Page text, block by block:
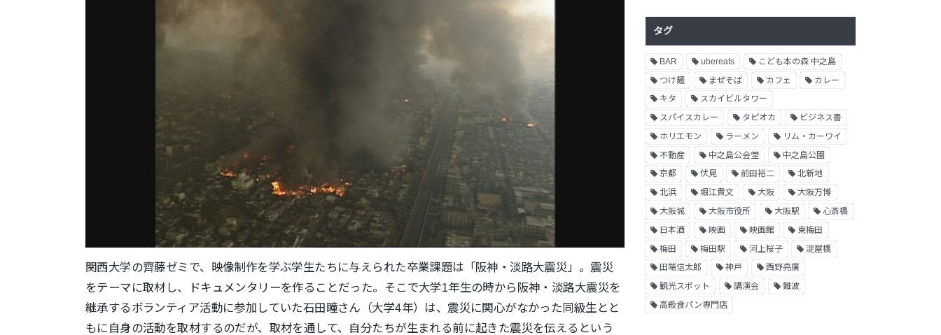
関西大学の齊藤ゼミで、映像制作を学ぶ学生たちに与えられた卒業課題は「阪神・淡路大震災」。震災
をテーマに取材し、ドキュメンタリーを作ることだった。そこで大学1年生の時から阪神・淡路大震災を
継承するボランティア活動に参加していた石田瞳さん（大学4年）は、震災に関心がなかった同級生とと
もに自身の活動を取材するのだが、取材を通して、自分たちが生まれる前に起きた震災を伝えるという
タグ
BAR ubereats
こども本の森 中之島
つけ麺
まぜそば カフェ
カレー
キタ
スカイビルタワー
スパイスカレー
タピオカ
ビジネス書
ホリエモン
ラーメン
リム・カーワイ
不動産
中之島公会堂
中之島公園
京都
伏見 前田裕二
北新地
北浜
堀江貴文 大阪
大阪万博
大阪城
大阪市役所 大阪駅
心斎橋
日本酒
映画 映画館
東梅田
梅田
梅田駅 河上桜子
淀屋橋
田端信太郎
神戸
西野亮廣
観光スポット
講演会
難波
高級食パン専門店